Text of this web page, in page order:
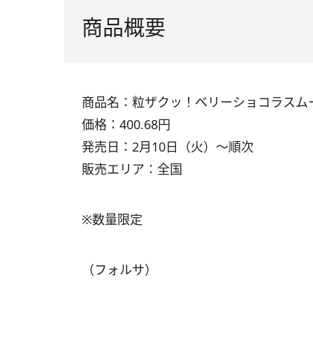
商品概要
商品名：粒ザクッ！ベリーショコラスム
価格：400.68円
発売日：2月10日（火）～順次
販売エリア：全国
※数量限定
（フォルサ）